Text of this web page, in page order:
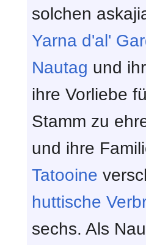
solchen
Yarna d'al'
Nautag und
ihre Vorliebe
Stamm zu
und ihre
Tatooine
huttische
sechs. Als